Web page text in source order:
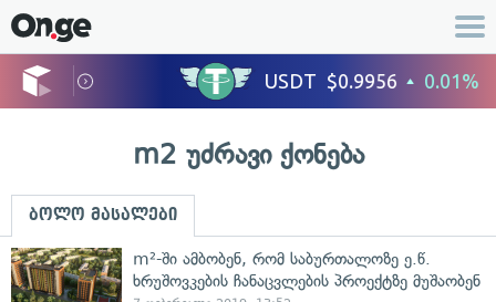
m2 უძრავი ქონება
ბოლო მასალები
m²-ში ამბობენ, რომ საბურთალოზე ე.წ.
ხრუშოვკების ჩანაცვლების პროექტზე მუშაობენ